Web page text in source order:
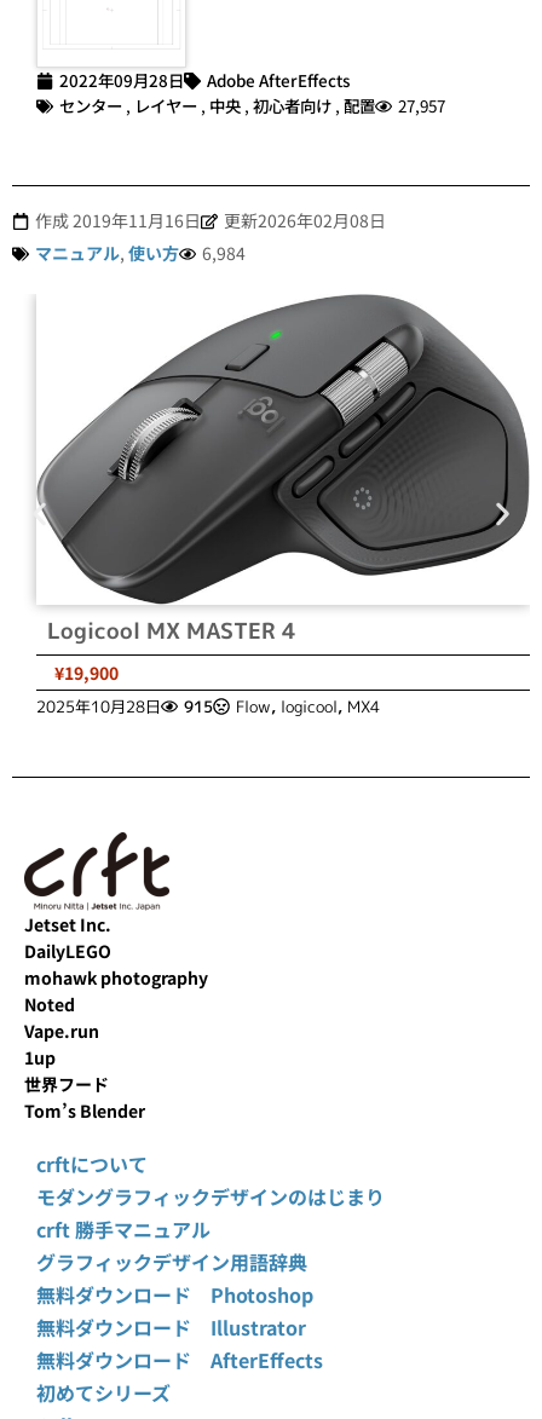
2022年09月28日
Adobe AfterEffects
センター , レイヤー , 中央 , 初心者向け , 配置 27,957
作成2019年11月16日
更新2026年02月08日
マニュアル, 使い方 6,984
Logicool MX MASTER 4
¥19,900
2025年10月28日 915 Flow, logicool, MX4
Jetset Inc.
DailyLEGO
mohawk photography
Noted
Vape.run
1up
世界フード
Tom’s Blender
crftについて
モダングラフィックデザインのはじまり
crft 勝手マニュアル
グラフィックデザイン用語辞典
無料ダウンロード Photoshop
無料ダウンロード Illustrator
無料ダウンロード AfterEffects
初めてシリーズ